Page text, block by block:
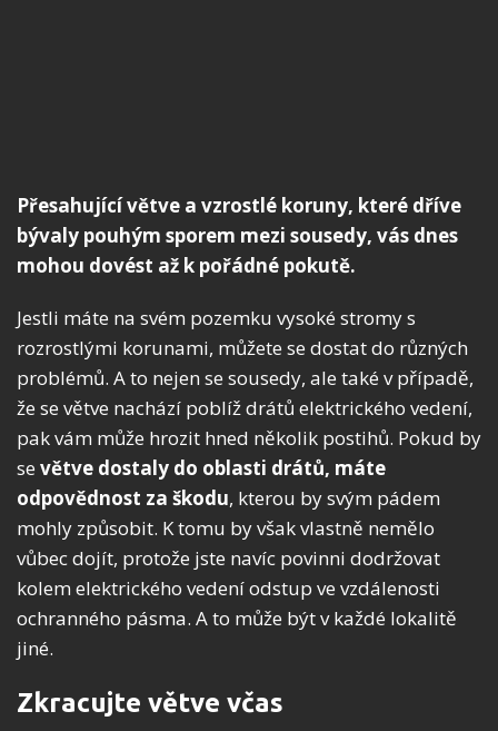
Přesahující větve a vzrostlé koruny, které dříve
bývaly pouhým sporem mezi sousedy, vás dnes
mohou dovést až k pořádné pokutě.
Jestli máte na svém pozemku vysoké stromy s
rozrostlými korunami, můžete se dostat do různých
problémů. A to nejen se sousedy, ale také v případě,
že se větve nachází poblíž drátů elektrického vedení,
pak vám může hrozit hned několik postihů. Pokud by
se větve dostaly do oblasti drátů, máte
odpovědnost za škodu, kterou by svým pádem
mohly způsobit. K tomu by však vlastně nemělo
vůbec dojít, protože jste navíc povinni dodržovat
kolem elektrického vedení odstup ve vzdálenosti
ochranného pásma. A to může být v každé lokalitě
jiné.
Zkracujte větve včas